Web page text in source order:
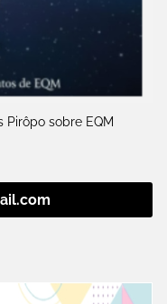
Pirôpo sobre EQM